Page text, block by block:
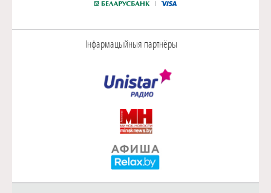
Інфармацыйныя партнёры